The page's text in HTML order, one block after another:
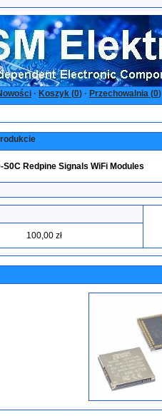
· Koszyk (0) · Przechowalnia (0)
S0C Redpine Signals WiFi Modules
100,00 zł